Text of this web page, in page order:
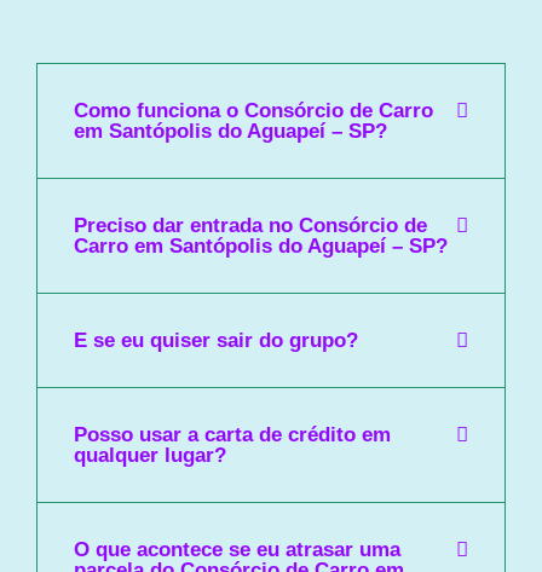
Como funciona o Consórcio de Carro
em Santópolis do Aguapeí – SP?
Preciso dar entrada no Consórcio de
Carro em Santópolis do Aguapeí – SP?
E se eu quiser sair do grupo?
Posso usar a carta de crédito em
qualquer lugar?
O que acontece se eu atrasar uma